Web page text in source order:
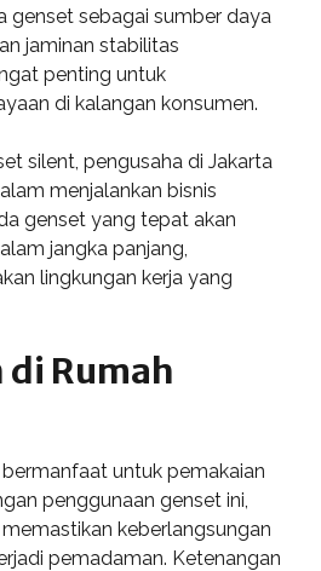
genset sebagai sumber daya
jaminan stabilitas
penting untuk
di kalangan konsumen.
silent, pengusaha di Jakarta
menjalankan bisnis
genset yang tepat akan
jangka panjang,
lingkungan kerja yang
di Rumah
untuk pemakaian
penggunaan genset ini,
keberlangsungan
pemadaman. Ketenangan